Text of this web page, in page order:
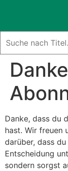
Danke, dass du
hast. Wir freuen
darüber, dass
Entscheidung
sondern sorgst